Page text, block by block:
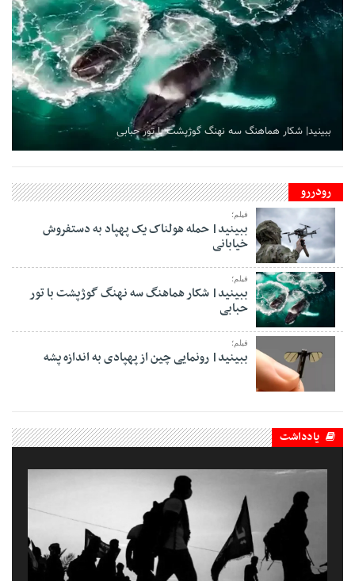
ببینید| شکار هماهنگ سه نهنگ گوژپشت با تور حبابی
رودررو
فیلم؛
ببینید| حمله هولناک یک پهپاد به دستفروش
خیابانی
فیلم؛
ببینید| شکار هماهنگ سه نهنگ گوژپشت با تور
حبابی
فیلم؛
ببینید| رونمایی چین از پهپادی به اندازه پشه
یادداشت